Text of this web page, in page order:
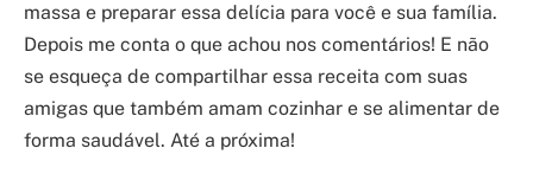
massa e preparar essa delícia para você e sua família.
Depois me conta o que achou nos comentários! E não
se esqueça de compartilhar essa receita com suas
amigas que também amam cozinhar e se alimentar de
forma saudável. Até a próxima!